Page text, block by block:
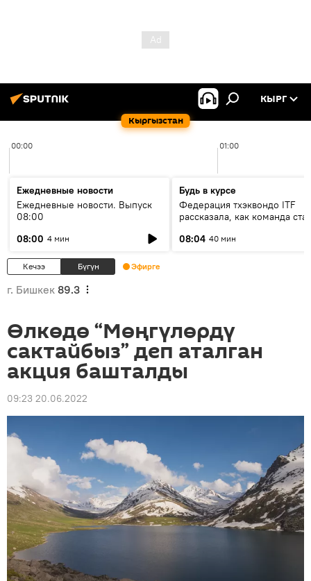
Кыргызстан
КЫРГ
00:00 01:00
Ежедневные новости
Ежедневные новости. Выпуск
08:00
08:00 4 мин
Будь в курсе
Федерация тхэквондо ITF
рассказала, как команда
08:04 40 мин
Кечээ Бүгүн Эфирге
г. Бишкек 89.3
Өлкөдө “Мөңгүлөрдү
сактайбыз” деп аталган
акция башталды
09:23 20.06.2022